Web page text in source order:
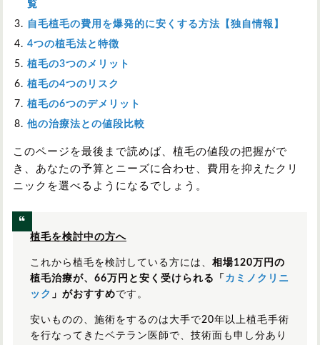
覧
自毛植毛の費用を爆発的に安くする方法【独自情報】
4つの植毛法と特徴
植毛の3つのメリット
植毛の4つのリスク
植毛の6つのデメリット
他の治療法との値段比較
このページを最後まで読めば、植毛の値段の把握がで
き、あなたの予算とニーズに合わせ、費用を抑えたクリ
ニックを選べるようになるでしょう。
植毛を検討中の方へ
これから植毛を検討している方には、 相場120万円の
植毛治療が、66万円と安く受けられる「 カミノクリニ
ック 」がおすすめです。
安いものの、施術をするのは大手で20年以上植毛手術
を行なってきたベテラン医師で、技術面も申し分あり